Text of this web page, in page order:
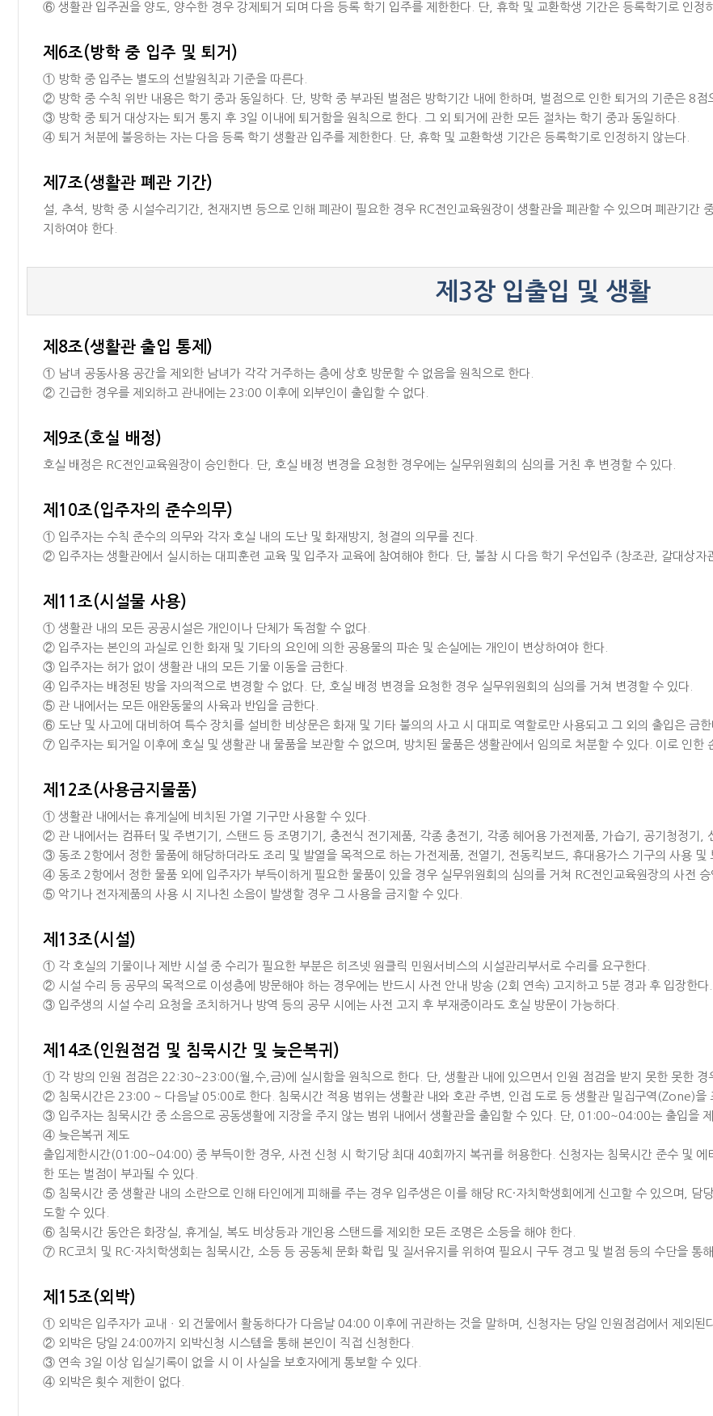
⑥ 생활관 입주권을 양도, 양수한 경우 강제퇴거 되며 다음 등록 학기 입주를 제한한다. 단, 휴학 및 교환학생 기간은 등록학기로 인정
제6조(방학 중 입주 및 퇴거)
① 방학 중 입주는 별도의 선발원칙과 기준을 따른다.
② 방학 중 수칙 위반 내용은 학기 중과 동일하다. 단, 방학 중 부과된 벌점은 방학기간 내에 한하며, 벌점으로 인한 퇴거의 기준은 8점
③ 방학 중 퇴거 대상자는 퇴거 통지 후 3일 이내에 퇴거함을 원칙으로 한다. 그 외 퇴거에 관한 모든 절차는 학기 중과 동일하다.
④ 퇴거 처분에 불응하는 자는 다음 등록 학기 생활관 입주를 제한한다. 단, 휴학 및 교환학생 기간은 등록학기로 인정하지 않는다.
제7조(생활관 폐관 기간)
설, 추석, 방학 중 시설수리기간, 천재지변 등으로 인해 폐관이 필요한 경우 RC전인교육원장이 생활관을 폐관할 수 있으며 폐관기간
지하여야 한다.
제3장 입출입 및 생활
제8조(생활관 출입 통제)
① 남녀 공동사용 공간을 제외한 남녀가 각각 거주하는 층에 상호 방문할 수 없음을 원칙으로 한다.
② 긴급한 경우를 제외하고 관내에는 23:00 이후에 외부인이 출입할 수 없다.
제9조(호실 배정)
호실 배정은 RC전인교육원장이 승인한다. 단, 호실 배정 변경을 요청한 경우에는 실무위원회의 심의를 거친 후 변경할 수 있다.
제10조(입주자의 준수의무)
① 입주자는 수칙 준수의 의무와 각자 호실 내의 도난 및 화재방지, 청결의 의무를 진다.
② 입주자는 생활관에서 실시하는 대피훈련 교육 및 입주자 교육에 참여해야 한다. 단, 불참 시 다음 학기 우선입주 (창조관, 갈대상자
제11조(시설물 사용)
① 생활관 내의 모든 공공시설은 개인이나 단체가 독점할 수 없다.
② 입주자는 본인의 과실로 인한 화재 및 기타의 요인에 의한 공용물의 파손 및 손실에는 개인이 변상하여야 한다.
③ 입주자는 허가 없이 생활관 내의 모든 기물 이동을 금한다.
④ 입주자는 배정된 방을 자의적으로 변경할 수 없다. 단, 호실 배정 변경을 요청한 경우 실무위원회의 심의를 거쳐 변경할 수 있다.
⑤ 관 내에서는 모든 애완동물의 사육과 반입을 금한다.
⑥ 도난 및 사고에 대비하여 특수 장치를 설비한 비상문은 화재 및 기타 불의의 사고 시 대피로 역할로만 사용되고 그 외의 출입은 금한
⑦ 입주자는 퇴거일 이후에 호실 및 생활관 내 물품을 보관할 수 없으며, 방치된 물품은 생활관에서 임의로 처분할 수 있다. 이로 인한
제12조(사용금지물품)
① 생활관 내에서는 휴게실에 비치된 가열 기구만 사용할 수 있다.
② 관 내에서는 컴퓨터 및 주변기기, 스탠드 등 조명기기, 충전식 전기제품, 각종 충전기, 각종 헤어용 가전제품, 가습기, 공기청정기,
③ 동조 2항에서 정한 물품에 해당하더라도 조리 및 발열을 목적으로 하는 가전제품, 전열기, 전동킥보드, 휴대용가스 기구의 사용 및
④ 동조 2항에서 정한 물품 외에 입주자가 부득이하게 필요한 물품이 있을 경우 실무위원회의 심의를 거쳐 RC전인교육원장의 사전 승
⑤ 악기나 전자제품의 사용 시 지나친 소음이 발생할 경우 그 사용을 금지할 수 있다.
제13조(시설)
① 각 호실의 기물이나 제반 시설 중 수리가 필요한 부분은 히즈넷 원클릭 민원서비스의 시설관리부서로 수리를 요구한다.
② 시설 수리 등 공무의 목적으로 이성층에 방문해야 하는 경우에는 반드시 사전 안내 방송 (2회 연속) 고지하고 5분 경과 후 입장한다.
③ 입주생의 시설 수리 요청을 조치하거나 방역 등의 공무 시에는 사전 고지 후 부재중이라도 호실 방문이 가능하다.
제14조(인원점검 및 침묵시간 및 늦은복귀)
① 각 방의 인원 점검은 22:30~23:00(월,수,금)에 실시함을 원칙으로 한다. 단, 생활관 내에 있으면서 인원 점검을 받지 못한 못한 경
② 침묵시간은 23:00 ~ 다음날 05:00로 한다. 침묵시간 적용 범위는 생활관 내와 호관 주변, 인접 도로 등 생활관 밀집구역(Zone)을
③ 입주자는 침묵시간 중 소음으로 공동생활에 지장을 주지 않는 범위 내에서 생활관을 출입할 수 있다. 단, 01:00~04:00는 출입을 제
④ 늦은복귀 제도
출입제한시간(01:00~04:00) 중 부득이한 경우, 사전 신청 시 학기당 최대 40회까지 복귀를 허용한다. 신청자는 침묵시간 준수 및 에
한 또는 벌점이 부과될 수 있다.
⑤ 침묵시간 중 생활관 내의 소란으로 인해 타인에게 피해를 주는 경우 입주생은 이를 해당 RC·자치학생회에게 신고할 수 있으며, 담
도할 수 있다.
⑥ 침묵시간 동안은 화장실, 휴게실, 복도 비상등과 개인용 스탠드를 제외한 모든 조명은 소등을 해야 한다.
⑦ RC코치 및 RC·자치학생회는 침묵시간, 소등 등 공동체 문화 확립 및 질서유지를 위하여 필요시 구두 경고 및 벌점 등의 수단을 통
제15조(외박)
① 외박은 입주자가 교내ㆍ외 건물에서 활동하다가 다음날 04:00 이후에 귀관하는 것을 말하며, 신청자는 당일 인원점검에서 제외된
② 외박은 당일 24:00까지 외박신청 시스템을 통해 본인이 직접 신청한다.
③ 연속 3일 이상 입실기록이 없을 시 이 사실을 보호자에게 통보할 수 있다.
④ 외박은 횟수 제한이 없다.